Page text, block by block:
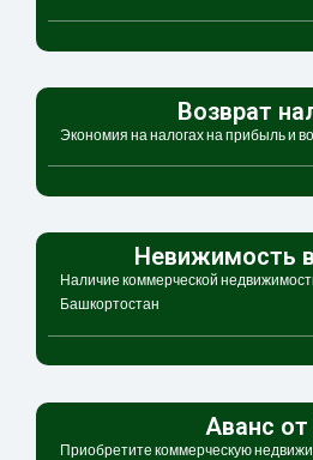
Возврат
Экономия на налогах на прибыль и
Невижимость
Наличие коммерческой
Башкортостан
Аванс от
Приобретите коммерческую